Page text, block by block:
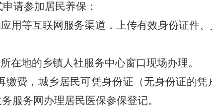
请参加居民养保：
用等互联网服务渠道，上传有效身份证件
在地的乡镇人社服务中心窗口现场办理。
费， 城乡居民可凭身份证（无身份证的凭
服务网办理居民 医保参保登记。